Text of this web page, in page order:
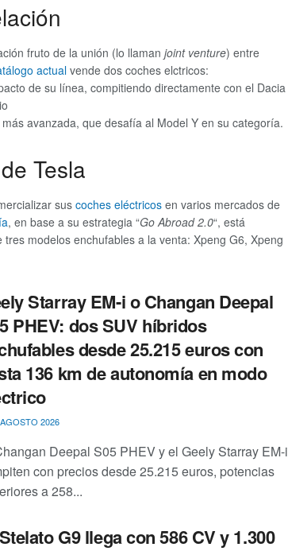
fruto de la unión (lo llaman joint venture) entre
actual vende dos coches elctricos:
de su línea, compitiendo directamente con el Dacia
avanzada, que desafía al Model Y en su categoría.
Tesla
sus coches eléctricos en varios mercados de
, en base a su estrategia “Go Abroad 2.0“, está
modelos enchufables a la venta: Xpeng G6, Xpeng
Starray EM-i o Changan Deepal
PHEV: dos SUV híbridos
desde 25.215 euros con
136 km de autonomía en modo
2026
Deepal S05 PHEV y el Geely Starray EM-i
con precios desde 25.215 euros, potencias
a 258...
G9 llega con 586 CV y 1.300